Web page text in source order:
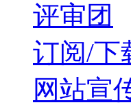
评审团
订阅/下
网站宣